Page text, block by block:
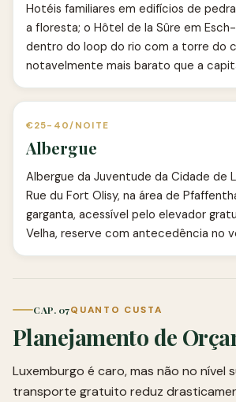
Hotéis familiares em edifícios de pedra
a floresta; o Hôtel de la Sûre em Esch-
dentro do loop do rio com a torre do
notavelmente mais barato que a
€25-40/NOITE
Albergue
Albergue da Juventude da Cidade de
Rue du Fort Olisy, na área de
garganta, acessível pelo elevador
Velha, reserve com antecedência no
CAP. 07QUANTO CUSTA
Planejamento de
Luxemburgo é caro, mas não no nível
transporte gratuito reduz